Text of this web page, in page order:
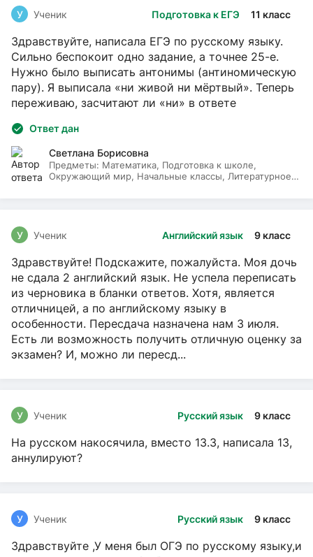
Подготовка к ЕГЭ 11 класс
У Ученик
Здравствуйте, написала ЕГЭ по русскому языку.
Сильно беспокоит одно задание, а точнее 25-е.
Нужно было выписать антонимы (антиномическую
пару). Я выписала «ни живой ни мёртвый». Теперь
переживаю, засчитают ли «ни» в ответе
Ответ дан
Светлана Борисовна
Предметы: Математика, Подготовка к школе,
Окружающий мир, Начальные классы, Литературное
Английский язык 9 класс
У Ученик
Здравствуйте! Подскажите, пожалуйста. Моя дочь
не сдала 2 английский язык. Не успела переписать
из черновика в бланки ответов. Хотя, является
отличницей, а по английскому языку в
особенности. Пересдача назначена нам 3 июля.
Есть ли возможность получить отличную оценку за
экзамен? И, можно ли пересд...
Русский язык 9 класс
У Ученик
На русском накосячила, вместо 13.3, написала 13,
аннулируют?
Русский язык 9 класс
У Ученик
Здравствуйте ,У меня был ОГЭ по русскому языку,и